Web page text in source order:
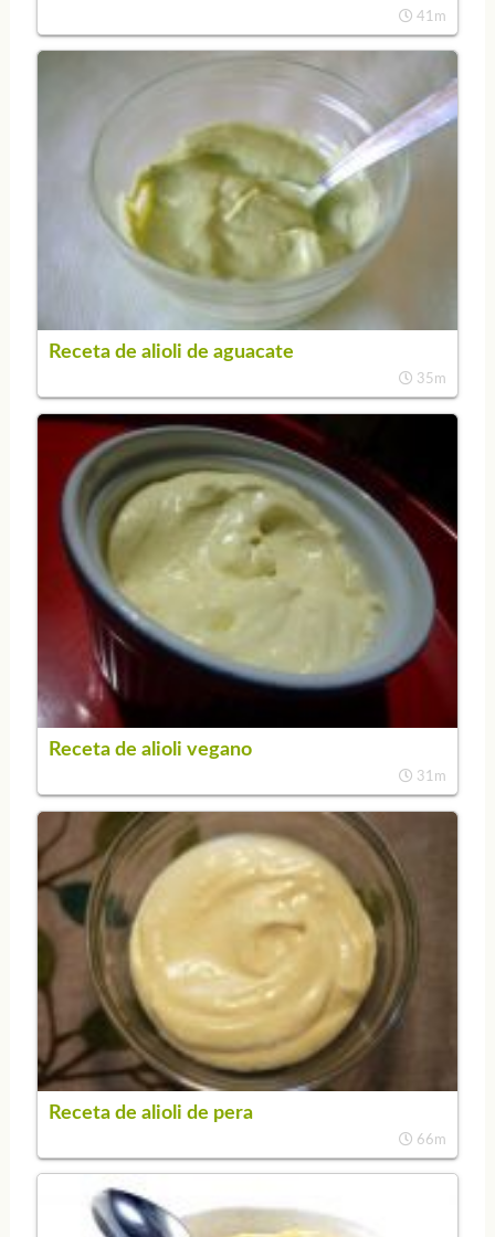
41m
Receta de alioli de aguacate
35m
Receta de alioli vegano
31m
Receta de alioli de pera
66m